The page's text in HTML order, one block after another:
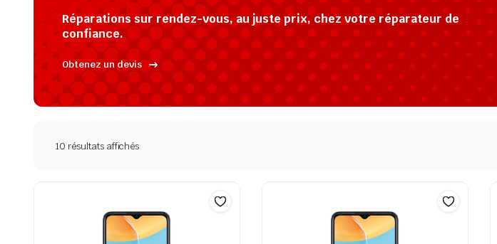
Réparations sur rendez-vous, au juste prix, chez votre réparateur de
confiance.
Obtenez un devis
10 résultats affichés